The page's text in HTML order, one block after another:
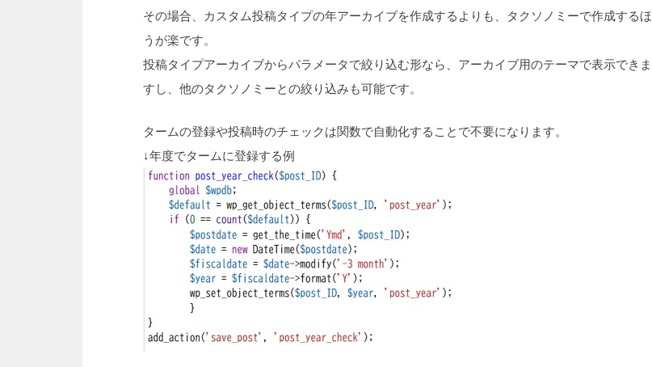
その場合、カスタム投稿タイプの年アーカイブを作成するよりも、タクソノミーで作成するほ
うが楽です。
投稿タイプアーカイブからパラメータで絞り込む形なら、アーカイブ用のテーマで表示できま
すし、他のタクソノミーとの絞り込みも可能です。
タームの登録や投稿時のチェックは関数で自動化することで不要になります。
↓年度でタームに登録する例